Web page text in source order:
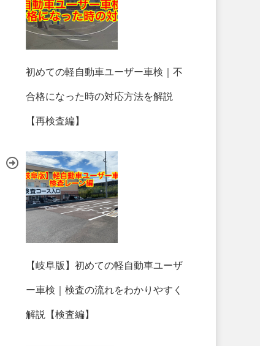
初めての軽自動車ユーザー車検｜不
合格になった時の対応方法を解説
【再検査編】
【岐阜版】初めての軽自動車ユーザ
ー車検｜検査の流れをわかりやすく
解説【検査編】